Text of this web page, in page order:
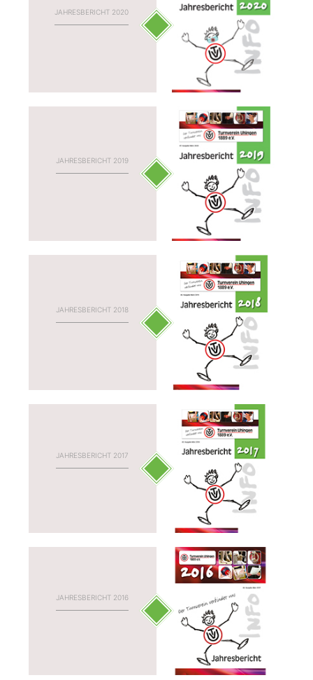
JAHRESBERICHT 2020
JAHRESBERICHT 2019
JAHRESBERICHT 2018
JAHRESBERICHT 2017
JAHRESBERICHT 2016